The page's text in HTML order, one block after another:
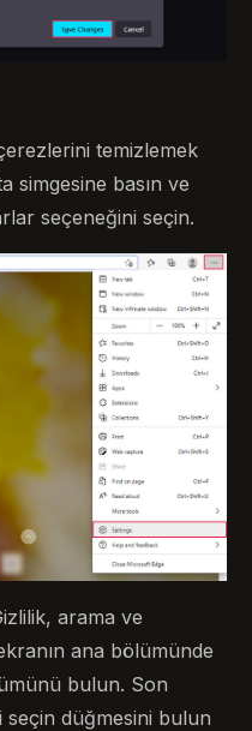
temizlemek
simgesine basın ve
seçeneğini seçin.
arama ve
ana bölümünde
bulun. Son
düğmesini bulun